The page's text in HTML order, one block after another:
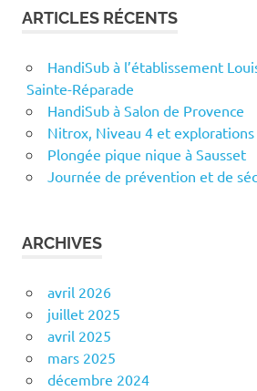
ARTICLES RÉCENTS
HandiSub à l’établissement
Sainte-Réparade
HandiSub à Salon de Provence
Nitrox, Niveau 4 et explorations
Plongée pique nique à Sausset
Journée de prévention et de
ARCHIVES
avril 2026
juillet 2025
avril 2025
mars 2025
décembre 2024